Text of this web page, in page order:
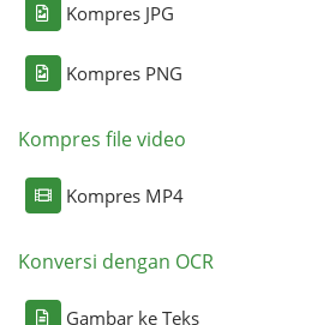
Kompres JPG
Kompres PNG
Kompres file video
Kompres MP4
Konversi dengan OCR
Gambar ke Teks